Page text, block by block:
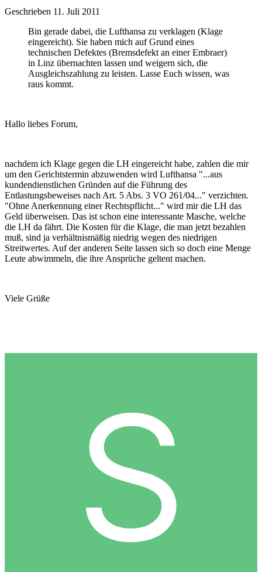
Geschrieben 11. Juli 2011
Bin gerade dabei, die Lufthansa zu verklagen (Klage
eingereicht). Sie haben mich auf Grund eines
technischen Defektes (Bremsdefekt an einer Embraer)
in Linz übernachten lassen und weigern sich, die
Ausgleichszahlung zu leisten. Lasse Euch wissen, was
raus kommt.
Hallo liebes Forum,
nachdem ich Klage gegen die LH eingereicht habe, zahlen die mir
um den Gerichtstermin abzuwenden wird Lufthansa "...aus
kundendienstlichen Gründen auf die Führung des
Entlastungsbeweises nach Art. 5 Abs. 3 VO 261/04..." verzichten.
"Ohne Anerkennung einer Rechtspflicht..." wird mir die LH das
Geld überweisen. Das ist schon eine interessante Masche, welche
die LH da fährt. Die Kosten für die Klage, die man jetzt bezahlen
muß, sind ja verhältnismäßig niedrig wegen des niedrigen
Streitwertes. Auf der anderen Seite lassen sich so doch eine Menge
Leute abwimmeln, die ihre Ansprüche geltent machen.
Viele Grüße